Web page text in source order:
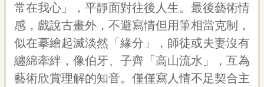
常在我心」，平靜面對往後人生。最後藝術情
感，戲說古畫外，不避寫情但用筆相當克制，
似在摹繪起滅淡然「緣分」，師徒或夫妻沒有
纏綿牽絆，像伯牙、子齊「高山流水」，互為
藝術欣賞理解的知音。僅僅寫人情不足契合主